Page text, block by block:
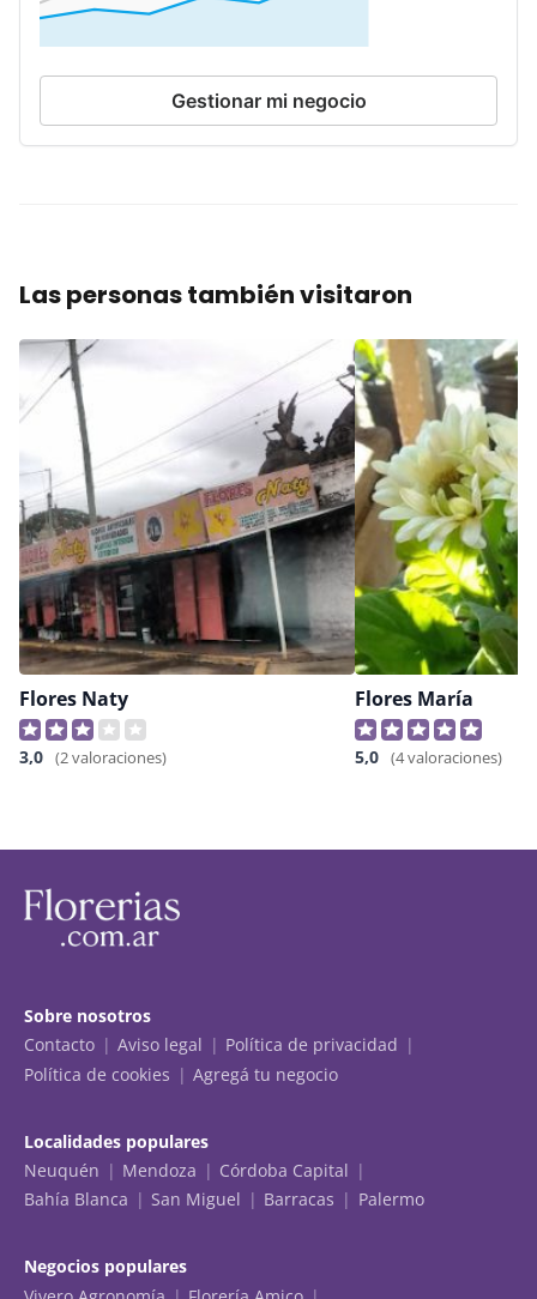
Gestionar mi negocio
Las personas también visitaron
Flores Naty
3,0 (2 valoraciones)
Flores María
5,0 (4 valoraciones)
Sobre nosotros
Contacto
Aviso legal
Política de privacidad
Política de cookies
Agregá tu negocio
Localidades populares
Neuquén
Mendoza
Córdoba Capital
Bahía Blanca
San Miguel Barracas Palermo
Negocios populares